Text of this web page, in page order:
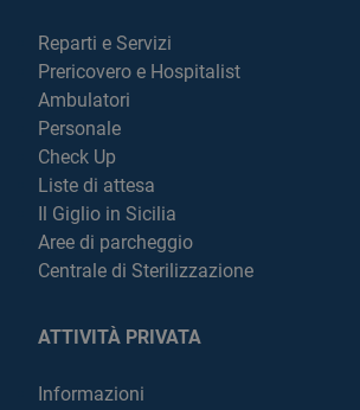
Reparti e Servizi
Prericovero e Hospitalist
Ambulatori
Personale
Check Up
Liste di attesa
Il Giglio in Sicilia
Aree di parcheggio
Centrale di Sterilizzazione
ATTIVITÀ PRIVATA
Informazioni